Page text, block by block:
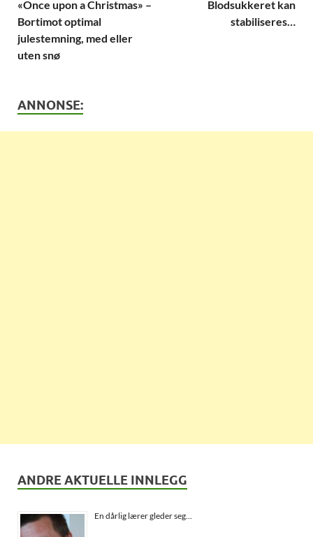
«Once upon a Christmas» –
Bortimot optimal
julestemning, med eller
uten snø
Blodsukkeret kan
stabiliseres…
ANNONSE:
ANDRE AKTUELLE INNLEGG
En dårlig lærer gleder seg…